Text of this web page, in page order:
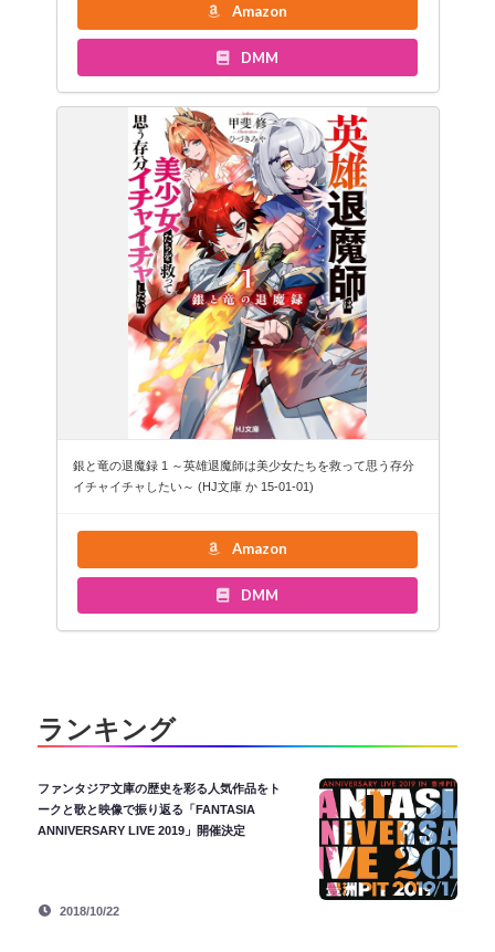
Amazon
DMM
銀と竜の退魔録 1 ～英雄退魔師は美少女たちを救って思う存分
イチャイチャしたい～ (HJ文庫 か 15-01-01)
Amazon
DMM
ランキング
ファンタジア文庫の歴史を彩る人気作品をト
ークと歌と映像で振り返る「FANTASIA
ANNIVERSARY LIVE 2019」開催決定
2018/10/22